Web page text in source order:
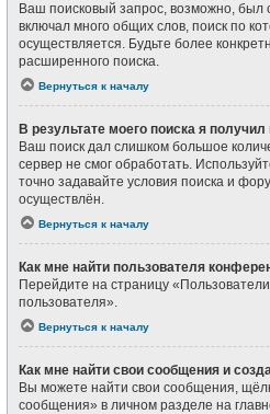
Ваш поисковый запрос, возможно,
включал много общих слов, поиск по
осуществляется. Будьте более
расширенного поиска.
Вернуться к началу
В результате моего поиска я
Ваш поиск дал слишком большое
сервер не смог обработать.
точно задавайте условия поиска и
осуществлён.
Вернуться к началу
Как мне найти пользователя
Перейдите на страницу
пользователя».
Вернуться к началу
Как мне найти свои сообщения и
Вы можете найти свои сообщения,
сообщения» в личном разделе на